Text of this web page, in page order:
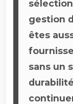
gestion
êtes
sans un